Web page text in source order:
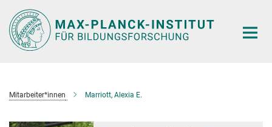
Hauptinhalt
Mitarbeiter*innen Marriott, Alexia E.